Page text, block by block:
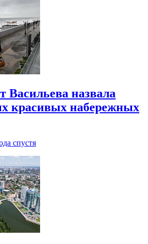
Васильева назвала
красивых набережных
спустя